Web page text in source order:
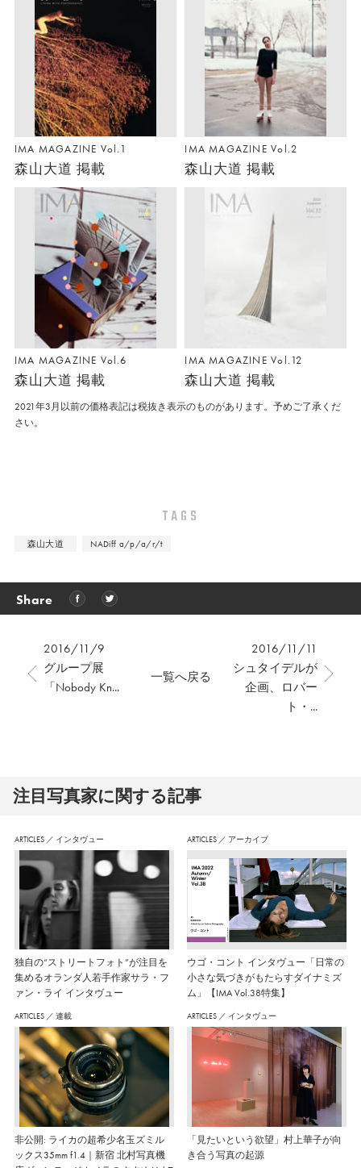
IMA MAGAZINE Vol.1
森山大道 掲載
IMA MAGAZINE Vol.2
森山大道 掲載
IMA MAGAZINE Vol.6
森山大道 掲載
IMA MAGAZINE Vol.12
森山大道 掲載
2021年3月以前の価格表記は税抜き表示のものがあります。予めご了承くだ
さい。
TAGS
森山大道 NADiff a/p/a/r/t
Share
2016/11/9
グループ展
「Nobody Kn...
2016/11/11
シュタイデルが
企画、ロバー
ト・...
一覧へ戻る
注⽬写真家に関する記事
ARTICLES ／ インタヴュー
独自の“ストリートフォト”が注目を
集めるオランダ人若手作家サラ・フ
ァン・ライ インタヴュー
ARTICLES ／ アーカイブ
ウゴ・コント インタヴュー「日常の
小さな気づきがもたらすダイナミズ
ム」【IMA Vol.38特集】
ARTICLES ／ 連載
非公開: ライカの超希少名玉ズミル
ックス35mm f1.4｜新宿 北村写真機
ARTICLES ／ インタヴュー
「見たいという欲望」村上華子が向
き合う写真の起源